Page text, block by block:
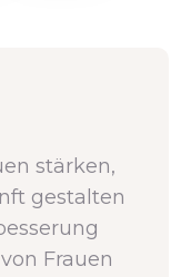
stärken,
gestalten
Frauen